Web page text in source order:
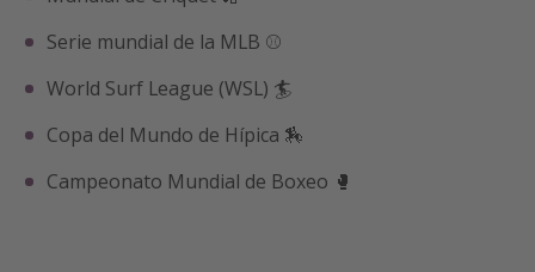
Serie mundial de la MLB ⚾
World Surf League (WSL) 🏄
Copa del Mundo de Hípica 🏇
Campeonato Mundial de Boxeo 🥊